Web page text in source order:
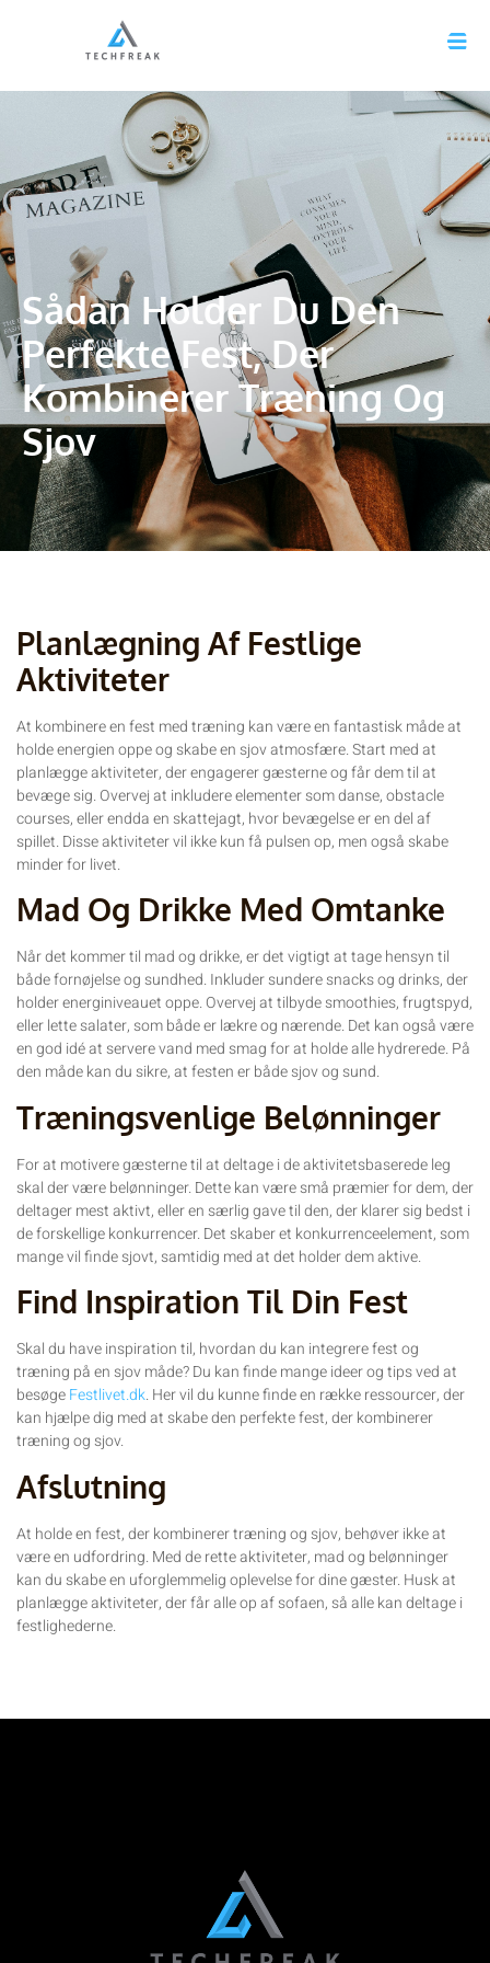
Sådan Holder Du Den
Perfekte Fest, Der
Kombinerer Træning Og
Sjov
Planlægning Af Festlige
Aktiviteter
At kombinere en fest med træning kan være en fantastisk måde at
holde energien oppe og skabe en sjov atmosfære. Start med at
planlægge aktiviteter, der engagerer gæsterne og får dem til at
bevæge sig. Overvej at inkludere elementer som danse, obstacle
courses, eller endda en skattejagt, hvor bevægelse er en del af
spillet. Disse aktiviteter vil ikke kun få pulsen op, men også skabe
minder for livet.
Mad Og Drikke Med Omtanke
Når det kommer til mad og drikke, er det vigtigt at tage hensyn til
både fornøjelse og sundhed. Inkluder sundere snacks og drinks, der
holder energiniveauet oppe. Overvej at tilbyde smoothies, frugtspyd,
eller lette salater, som både er lækre og nærende. Det kan også være
en god idé at servere vand med smag for at holde alle hydrerede. På
den måde kan du sikre, at festen er både sjov og sund.
Træningsvenlige Belønninger
For at motivere gæsterne til at deltage i de aktivitetsbaserede leg
skal der være belønninger. Dette kan være små præmier for dem, der
deltager mest aktivt, eller en særlig gave til den, der klarer sig bedst i
de forskellige konkurrencer. Det skaber et konkurrenceelement, som
mange vil finde sjovt, samtidig med at det holder dem aktive.
Find Inspiration Til Din Fest
Skal du have inspiration til, hvordan du kan integrere fest og
træning på en sjov måde? Du kan finde mange ideer og tips ved at
besøgeFestlivet.dk. Her vil du kunne finde en række ressourcer, der
kan hjælpe dig med at skabe den perfekte fest, der kombinerer
træning og sjov.
Afslutning
At holde en fest, der kombinerer træning og sjov, behøver ikke at
være en udfordring. Med de rette aktiviteter, mad og belønninger
kan du skabe en uforglemmelig oplevelse for dine gæster. Husk at
planlægge aktiviteter, der får alle op af sofaen, så alle kan deltage i
festlighederne.